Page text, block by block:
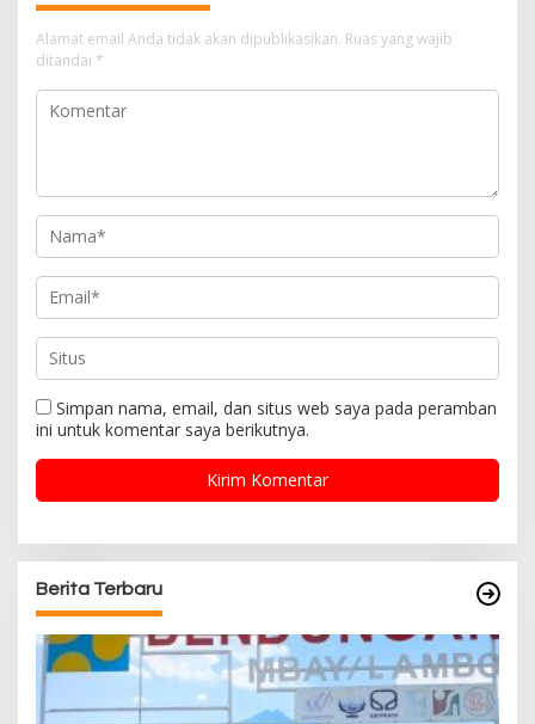
p
o
s
Alamat email Anda tidak akan dipublikasikan. Ruas yang wajib
ditandai *
Simpan nama, email, dan situs web saya pada peramban
ini untuk komentar saya berikutnya.
Berita Terbaru